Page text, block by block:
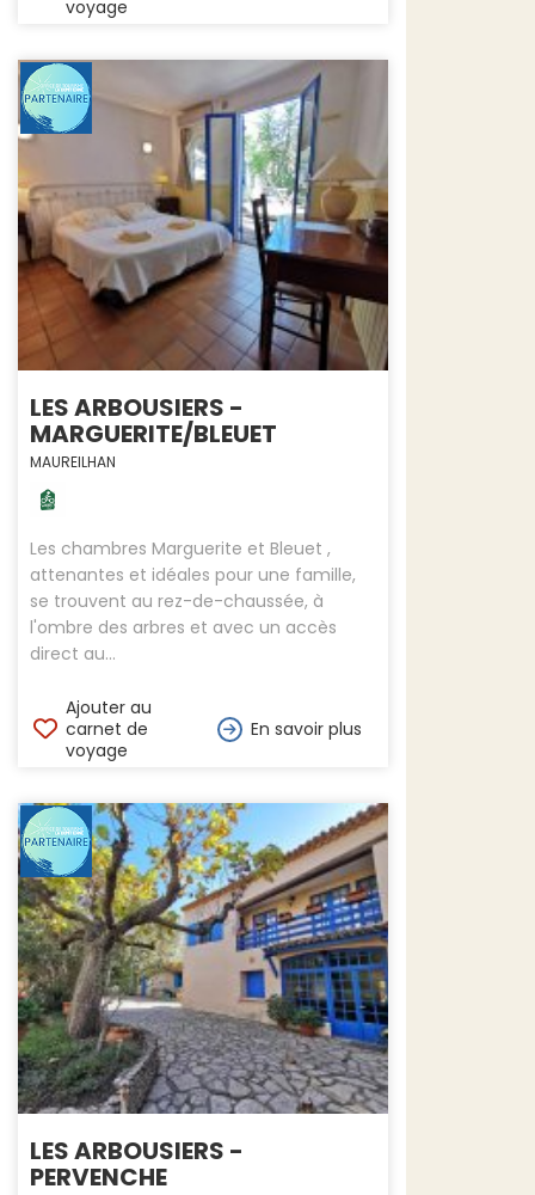
voyage
LES ARBOUSIERS -
MARGUERITE/BLEUET
MAUREILHAN
Les chambres Marguerite et Bleuet ,
attenantes et idéales pour une famille,
se trouvent au rez-de-chaussée, à
l'ombre des arbres et avec un accès
direct au...
Ajouter au
carnet de
voyage
En savoir plus
LES ARBOUSIERS -
PERVENCHE